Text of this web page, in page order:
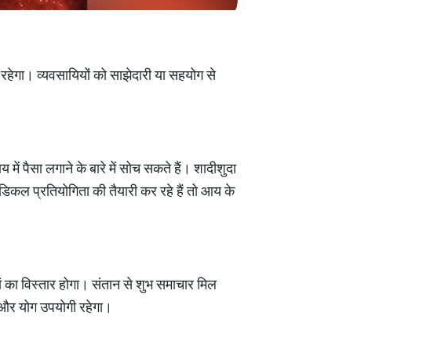
व्यवसायियों को साझेदारी या सहयोग से
में पैसा लगाने के बारे में सोच सकते हैं। शादीशुदा
प्रतियोगिता की तैयारी कर रहे हैं तो आय के
विस्तार होगा। संतान से शुभ समाचार मिल
योग उपयोगी रहेगा।